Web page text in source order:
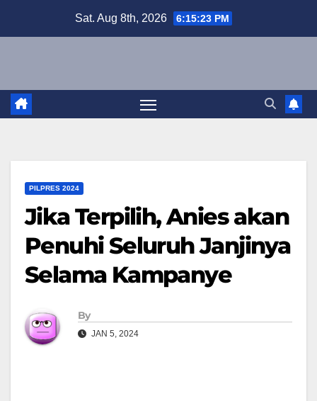
Sat. Aug 8th, 2026 6:15:24 PM
PILPRES 2024
Jika Terpilih, Anies akan
Penuhi Seluruh Janjinya
Selama Kampanye
By
JAN 5, 2024